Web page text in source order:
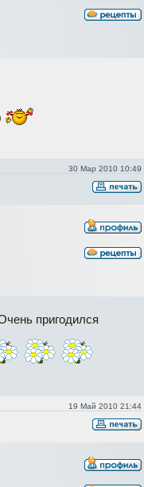
30 Мар 2010 10:49
пригодился
19 Май 2010 21:44